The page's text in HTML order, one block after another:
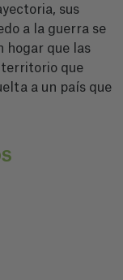
sus
a la guerra se
hogar que las
territorio que
a un país que